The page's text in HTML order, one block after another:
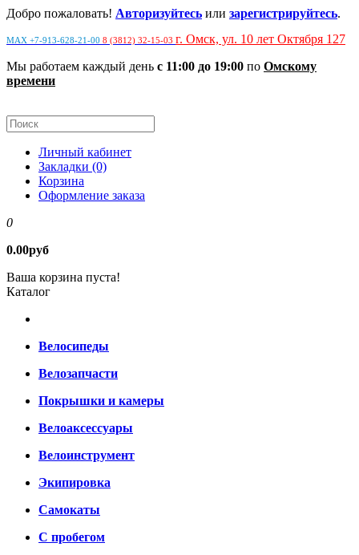
Добро пожаловать! Авторизуйтесь или зарегистрируйтесь.
MAX +7-913-628-21-00 8 (3812) 32-15-03 г. Омск, ул. 10 лет Октября 127
Мы работаем каждый день с 11:00 до 19:00 по Омскому
времени
Личный кабинет
Закладки (0)
Корзина
Оформление заказа
0
0.00руб
Ваша корзина пуста!
Каталог
Велосипеды
Велозапчасти
Покрышки и камеры
Велоаксессуары
Велоинструмент
Экипировка
Самокаты
С пробегом